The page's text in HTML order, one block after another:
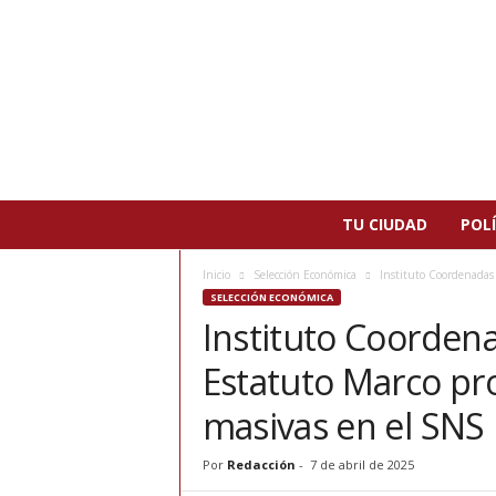
TU CIUDAD
Inicio Selección Económica Instituto
SELECCIÓN ECONÓMICA
Instituto
Estatuto Marco
masivas en el SNS
Por Redacción - 7 de abril de 2025